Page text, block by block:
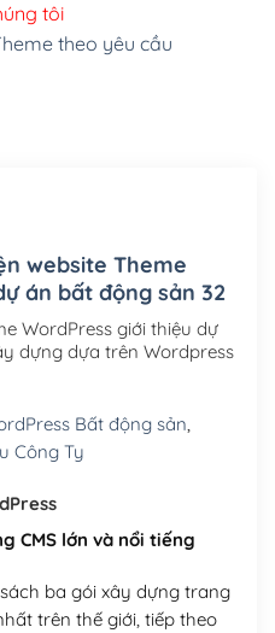
site Wordpress(+100,000₫)
.org (1 năm)
năm)(+550,000₫)
(+450,000₫)
(+650,000₫)
tôi
theo yêu cầu
website Theme
án bất động sản 32
WordPress giới thiệu dự
dựng dựa trên Wordpress
Bất động sản,
Công Ty
CMS lớn và nổi tiếng
ba gói xây dựng trang
trên thế giới, tiếp theo